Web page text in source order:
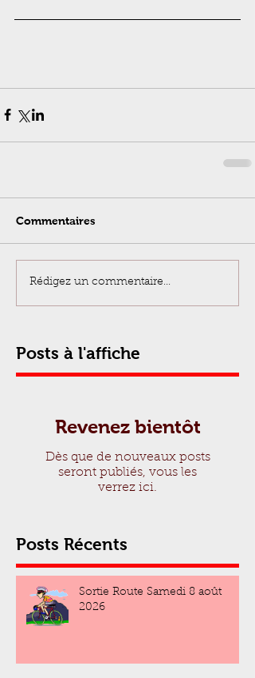
Commentaires
Rédigez un commentaire...
Posts à l'affiche
Revenez bientôt
Dès que de nouveaux posts
seront publiés, vous les
verrez ici.
Posts Récents
Sortie Route Samedi 8 août
2026